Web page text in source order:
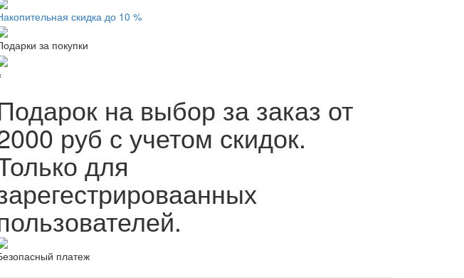
скидка до 10 %
за покупки
на выбор за заказ от
руб с учетом скидок.
для
платеж